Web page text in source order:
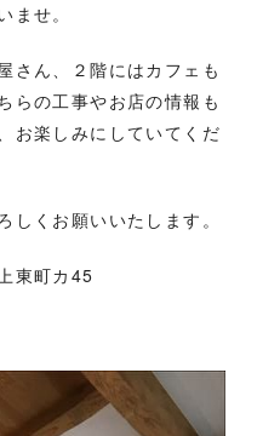
ませ。
さん、２階にはカフェも
らの工事やお店の情報も
お楽しみにしていてくだ
しくお願いいたします。
東町カ45